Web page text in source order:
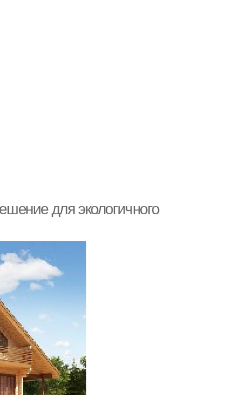
для экологичного